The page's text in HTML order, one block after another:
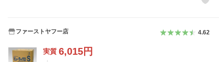
ファーストヤフー店 4.62
実質 6,015円